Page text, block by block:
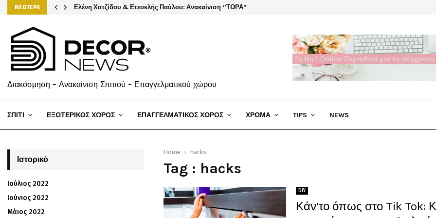
ΝΕΟΤΕΡΑ Ελένη Χατζίδου & Ετεοκλής Παύλου: Ανακαίνιση ‘’ΤΩΡΑ”
Διακόσμηση - Ανακαίνιση Σπιτιού - Επαγγελματικού χώρου
ΣΠΙΤΙ ΕΞΩΤΕΡΙΚΟΣ ΧΩΡΟΣ ΕΠΑΓΓΕΛΜΑΤΙΚΟΣ ΧΩΡΟΣ ΧΡΩΜΑ TIPS NEWS
Home hacks
Tag : hacks
DIY
Κάν’το όπως στο Tik Tok:
Ιστορικό
Ιούλιος 2022
Ιούνιος 2022
Μάιος 2022